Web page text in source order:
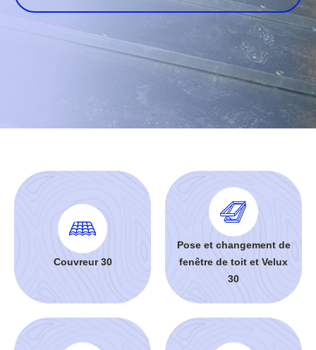
Couvreur 30
Pose et changement de
fenêtre de toit et Velux
30